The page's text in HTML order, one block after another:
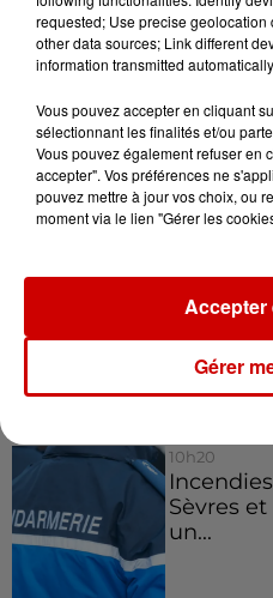
c'était quand
autrefois!
Infos
12h41
La
11h12
L’église
d’Indre-
10h20
Sèvres
un...
requested; Use precise
other data sources; Link different
information transmitted
Vous pouvez accepter en cliquant
sélectionnant les finalités et/ou
Vous pouvez également refuser en
accepter". Vos préférences ne
pouvez mettre à jour vos choix, ou
moment via le lien "Gérer les
Gérer
Accepter